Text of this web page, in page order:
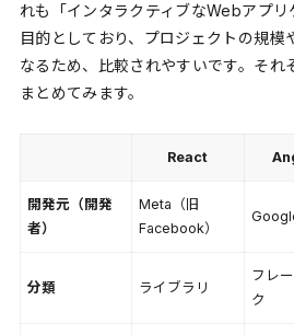
れも「インタラクティブなWebアプ
目的としており、プロジェクトの規模
なるため、比較されやすいです。それ
まとめてみます。
React
開発元（開発
者）
Meta（旧
Facebook）
分類 ライブラリ
フレ
ク